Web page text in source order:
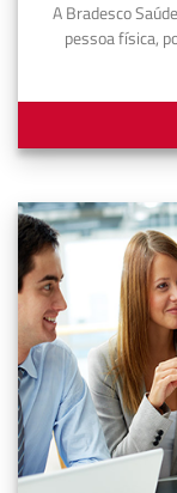
A Bradesco
pessoa física,